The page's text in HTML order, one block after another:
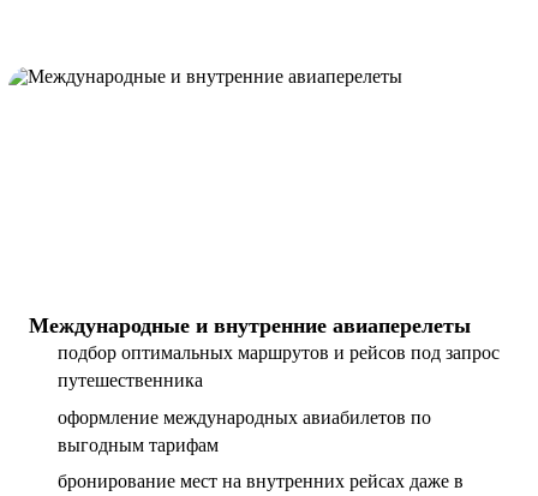
Международные и внутренние авиаперелеты
подбор оптимальных маршрутов и рейсов под запрос
путешественника
оформление международных авиабилетов по
выгодным тарифам
бронирование мест на внутренних рейсах даже в